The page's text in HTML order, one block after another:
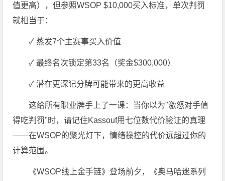
值更高），但参照WSOP $10,000买入标准，单次判罚
就相当于：
✓ 蒸发7个主赛事买入价值
✓ 最终名次锁定第33名（奖金$300,000）
✓ 潜在更深记分牌可能带来的更高收益
这给所有职业牌手上了一课：当你以为"激怒对手值
得吃判罚"时，请记住Kassouf用七位数代价验证的真理
——在WSOP的聚光灯下，情绪操控的代价远超过你的
计算范围。
《WSOP线上金手链》登场前夕，《奥马哈迷系列